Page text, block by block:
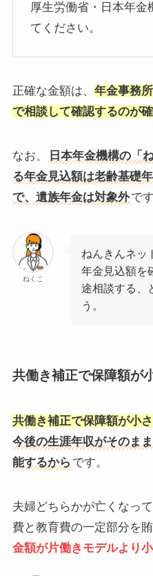
厚生労働省・日本年金
てください。
正確な金額は、 年金事務
で相談して確認するのが
なお、
日本年金機構の「
る年金見込額は老齢基礎
で、遺族年金は対象外です
ねくこ
ねんきんネッ
年金見込額を
途相談する、
う。
共働き補正で保障額が
共働き補正で保障額が小
今後の生涯年収がそのま
能するから です。
夫婦どちらかが亡くなっ
費と教育費の一定部分を賄
金額が片働きモデルより小